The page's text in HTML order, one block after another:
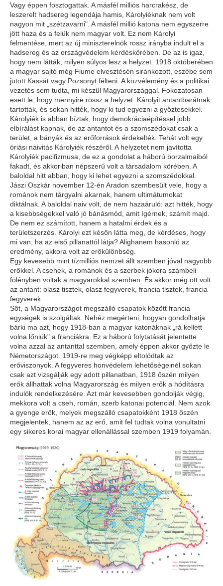
Vagy éppen fosztogattak. A másfél milliós harcrakész, de
leszerelt hadsereg legendája hamis, Károlyiéknak nem volt
nagyon mit „szétzavarni". A másfél millió katona nem egyszerre
jött haza és a felük nem magyar volt. Ez nem Károlyi
felmentése, mert az új miniszterelnök rossz irányba indult el a
hadsereg és az országvédelem kérdéskörében. De az is igaz,
hogy nem látták, milyen súlyos lesz a helyzet. 1918 októberében
a magyar sajtó még Fiume elvesztésén siránkozott, eszébe sem
jutott Kassát vagy Pozsonyt félteni. A közvélemény és a politikai
vezetés sem tudta, mi készül Magyarországgal. Fokozatosan
esett le, hogy mennyire rossz a helyzet. Károlyit antantbarátnak
tartották, és sokan hitték, hogy ki tud egyezni a győztesekkel.
Károlyiék is abban bíztak, hogy demokráciaépítéssel jobb
elbírálást kapnak, de az antantot és a szomszédokat csak a
terület, a bányák és az erőforrások érdekelték. Tehát volt egy
óriási naivitás Károlyiék részéről. A helyzetet nem javította
Károlyiék pacifizmusa, de ez a gondolat a háború borzalmaiból
fakadt, és akkoriban népszerű volt a társadalom körében. A
baloldal hitt abban, hogy ki lehet egyezni a szomszédokkal.
Jászi Oszkár november 12-én Aradon szembesült vele, hogy a
románok nem tárgyalni akarnak, hanem ultimátumokat
diktálnak. A baloldal naiv volt, de nem hazaáruló: azt hitték, hogy
a kisebbségekkel való jó bánásmód, amit ígérnek, számít majd.
De nem ez számított, hanem a hatalmi érdek és a
területszerzés. Károlyi ezt későn látta meg, de kérdéses, hogy
mi van, ha az első pillanattól látja? Alighanem hasonló az
eredmény, akkora volt az erőkülönbség.
Egy kevesebb mint tízmilliós nemzet állt szemben jóval nagyobb
erőkkel. A csehek, a románok és a szerbek jókora számbeli
fölényben voltak a magyarokkal szemben. És akkor még ott volt
az antant: olasz tisztek, olasz fegyverek, francia tisztek, francia
fegyverek.
Sőt, a Magyarországot megszálló csapatok között francia
egységek is szolgáltak. Nehéz megérteni, hogyan gondolhatja
bárki ma azt, hogy 1918-ban a magyar katonáknak „rá kellett
volna lőniük" a franciákra. Ez a háború folytatását jelentette
volna azzal az antanttal szemben, amely éppen akkor győzte le
Németországot. 1919-re meg végképp eltolódtak az
erőviszonyok. A fegyveres honvédelem lehetőségeinél sokan
csak azt vizsgálják egy adott pillanatban, 1918 őszén milyen
erők állhattak volna Magyarország és milyen erők a hódításra
indulók rendelkezésére. Azt már kevesebben gondolják végig,
mekkora volt a cseh, román, szerb katonai potenciál. Nem azok
a gyenge erők, melyek megszálló csapatokként 1918 őszén
megjelentek, hanem az az erő, amit fel tudtak volna vonultatni
egy sikeres korai magyar ellenállással szemben 1919 folyamán.